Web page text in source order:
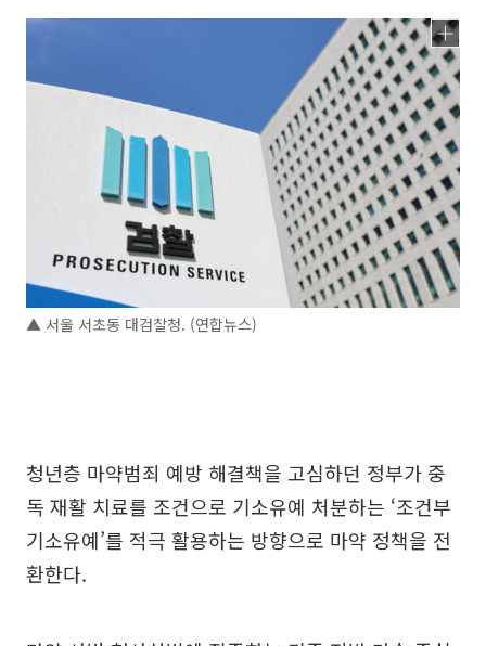
▲ 서울 서초동 대검찰청. (연합뉴스)
청년층 마약범죄 예방 해결책을 고심하던 정부가 중
독 재활 치료를 조건으로 기소유예 처분하는 ‘조건부
기소유예’를 적극 활용하는 방향으로 마약 정책을 전
환한다.